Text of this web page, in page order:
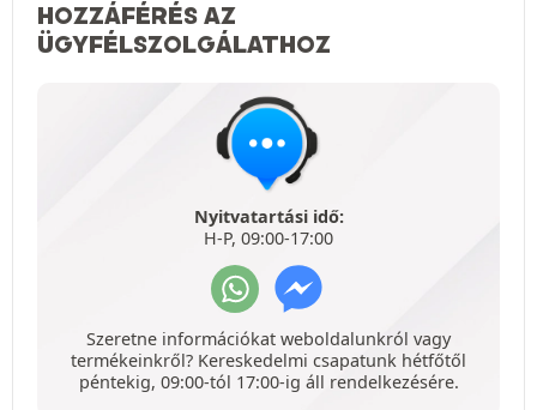
HOZZÁFÉRÉS AZ
ÜGYFÉLSZOLGÁLATHOZ
Nyitvatartási idő:
H-P, 09:00-17:00
Szeretne információkat weboldalunkról vagy
termékeinkről? Kereskedelmi csapatunk hétfőtől
péntekig, 09:00-tól 17:00-ig áll rendelkezésére.